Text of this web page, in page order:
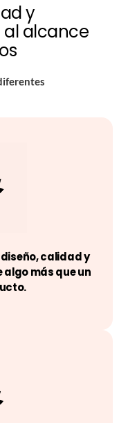
y
al alcance
calidad y
más que un